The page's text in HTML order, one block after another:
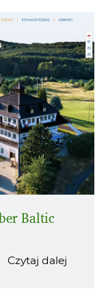
Baltic
Czytaj dalej